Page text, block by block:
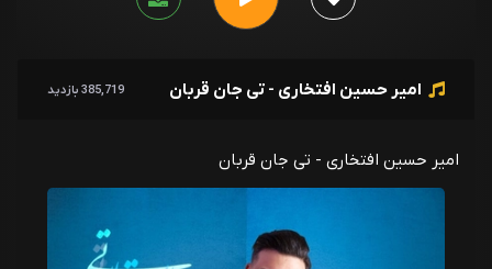
امیر حسین افتخاری - تی جان قربان 385,719 بازدید
امیر حسین افتخاری - تی جان قربان